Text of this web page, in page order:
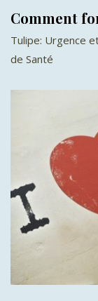
Comment
Tulipe: Urgence
de Santé